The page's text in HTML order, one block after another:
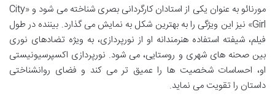
مورنائو به عنوان یکی از استادان کارگردانی بصری شناخته می شود و «City
Girl» نیز این ویژگی را به بهترین شکل به نمایش می گذارد. بیننده در طول
فیلم، شیفته استفاده هنرمندانه او از نورپردازی، به ویژه تضادهای نوری
بین صحنه های شهری و روستایی، می شود. نورپردازی اکسپرسیونیستی
او، احساسات شخصیت ها را عمیق تر می کند و فضای روانشناختی
داستان را تقویت می نماید.